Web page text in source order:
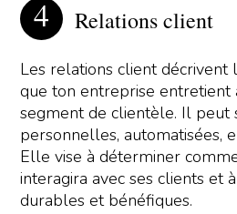
Relations client
Les relations client
que ton entreprise entretient
segment de clientèle. Il peut
personnelles, automatisées,
Elle vise à déterminer
interagira avec ses clients et
durables et bénéfiques.